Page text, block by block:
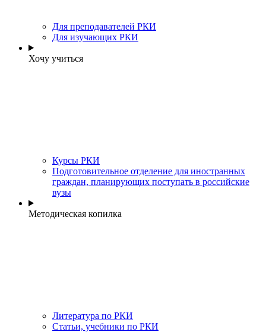
Для преподавателей РКИ
Для изучающих РКИ
Хочу учиться
Курсы РКИ
Подготовительное отделение для иностранных
граждан, планирующих поступать в российские
вузы
Методическая копилка
Литература по РКИ
Статьи, учебники по РКИ